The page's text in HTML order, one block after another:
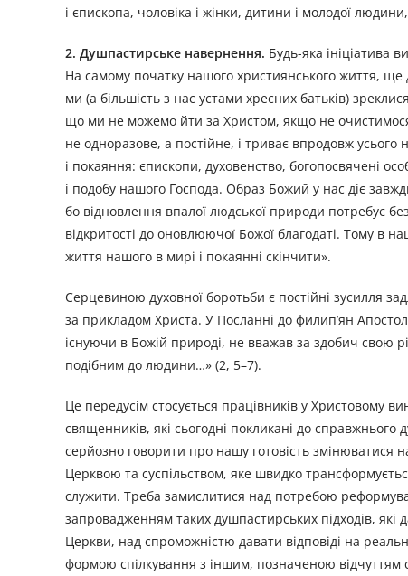
і єпископа, чоловіка і жінки, дитини і молодої
2. Душпастирське навернення. Будь-яка ініціатива
На самому початку нашого християнського життя,
ми (а більшість з нас устами хресних батьків)
що ми не можемо йти за Христом, якщо не очистимося
не одноразове, а постійне, і триває впродовж
і покаяння: єпископи, духовенство, богопосвячені
і подобу нашого Господа. Образ Божий у нас діє
бо відновлення впалої людської природи потребує
відкритості до оновлюючої Божої благодаті. Тому в
життя нашого в мирі і покаянні скінчити».
Серцевиною духовної боротьби є постійні зусилля
за прикладом Христа. У Посланні до филип’ян Апостол
існуючи в Божій природі, не вважав за здобич свою
подібним до людини…» (2, 5–7).
Це передусім стосується працівників у Христовому
священників, які сьогодні покликані до
серйозно говорити про нашу готовість змінюватися
Церквою та суспільством, яке швидко
служити. Треба замислитися над потребою
запровадженням таких душпастирських підходів, які
Церкви, над спроможністю давати відповіді на
формою спілкування з іншим, позначеною відчуттям